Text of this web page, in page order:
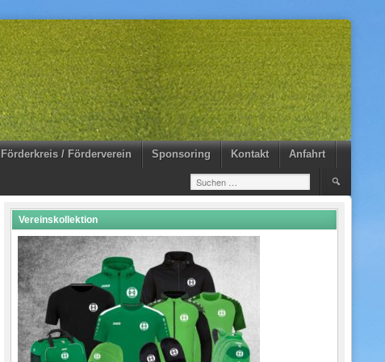
Förderkreis / Förderverein Sponsoring Kontakt Anfahrt
Suchen
Vereinskollektion